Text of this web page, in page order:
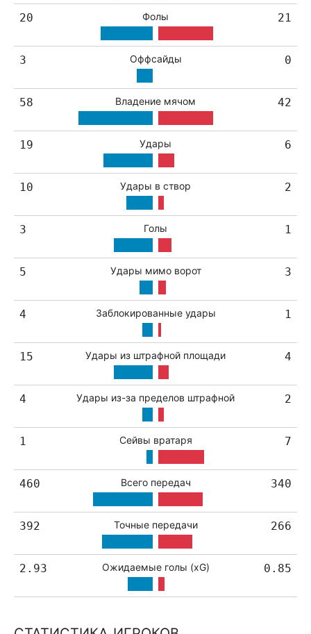
20 Фолы 21
3 Оффсайды 0
58 Владение мячом 42
19 Удары 6
10 Удары в створ 2
3 Голы 1
5 Удары мимо ворот 3
4 Заблокированные удары 1
15 Удары из штрафной площади 4
4 Удары из-за пределов штрафной 2
1 Сейвы вратаря 7
460 Всего передач 340
392 Точные передачи 266
2.93 Ожидаемые голы (xG) 0.85